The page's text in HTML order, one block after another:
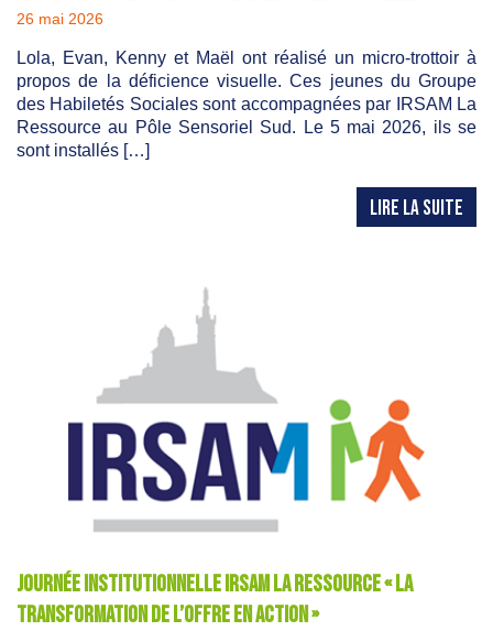
26 mai 2026
Lola, Evan, Kenny et Maël ont réalisé un micro-trottoir à
propos de la déficience visuelle. Ces jeunes du Groupe
des Habiletés Sociales sont accompagnées par IRSAM La
Ressource au Pôle Sensoriel Sud. Le 5 mai 2026, ils se
sont installés […]
LIRE LA SUITE
Journée institutionnelle IRSAM La Ressource « La
Transformation de l’offre en action »